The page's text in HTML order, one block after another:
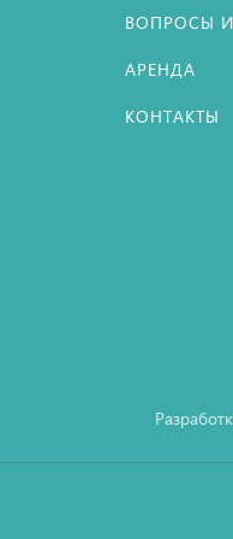
ВОПРОСЫ
АРЕНДА
КОНТАКТЫ